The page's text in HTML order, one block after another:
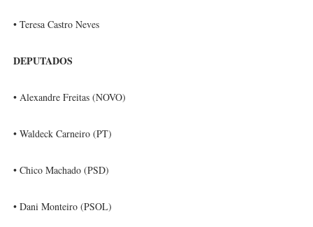
• Teresa Castro Neves
DEPUTADOS
• Alexandre Freitas (NOVO)
• Waldeck Carneiro (PT)
• Chico Machado (PSD)
• Dani Monteiro (PSOL)